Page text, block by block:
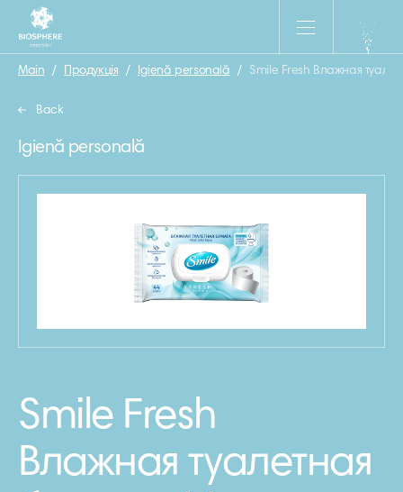
Main / Продукція / Igienă personală / Smile Fresh Влажная
Back
Igienă personală
Smile Fresh
Влажная туалетная